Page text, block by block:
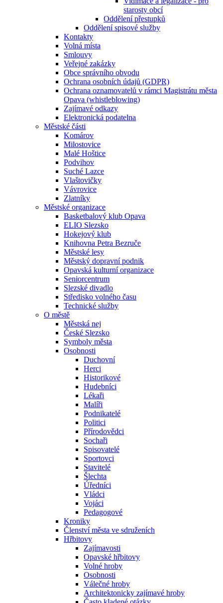
starosty obcí
Oddělení přestupků
Oddělení spisové služby
Kontakty
Volná místa
Smlouvy
Veřejné zakázky
Obce správního obvodu
Ochrana osobních údajů (GDPR)
Ochrana oznamovatelů v rámci Magistrátu města
Opava (whistleblowing)
Zajímavé odkazy
Elektronická podatelna
Městské části
Komárov
Milostovice
Malé Hoštice
Podvihov
Suché Lazce
Vlaštovičky
Vávrovice
Zlatníky
Městské organizace
Basketbalový klub Opava
ELIO Slezsko
Hokejový klub
Knihovna Petra Bezruče
Městské lesy
Městský dopravní podnik
Opavská kulturní organizace
Seniorcentrum
Slezské divadlo
Středisko volného času
Technické služby
O městě
Městská nej
České Slezsko
Symboly města
Osobnosti
Duchovní
Herci
Historikové
Hudebníci
Lékaři
Malíři
Podnikatelé
Politici
Přírodovědci
Sochaři
Spisovatelé
Sportovci
Stavitelé
Šlechta
Úředníci
Vládci
Vojáci
Pedagogové
Kroniky
Členství města ve sdruženích
Hřbitovy
Zajímavosti
Opavské hřbitovy
Volné hroby
Osobnosti
Válečné hroby
Architektonicky zajímavé hroby